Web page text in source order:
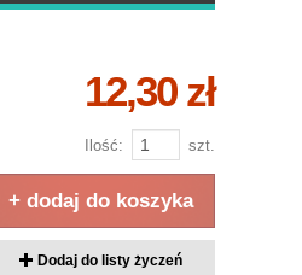
12,30 zł
Ilość: szt.
+ dodaj do koszyka
Dodaj do listy życzeń